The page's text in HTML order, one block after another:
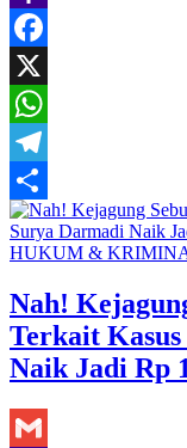
Yahoo
Mail
Facebook
X
WhatsApp
Telegram
Share
HUKUM &
Nah!
Terkait
Naik Jadi Rp